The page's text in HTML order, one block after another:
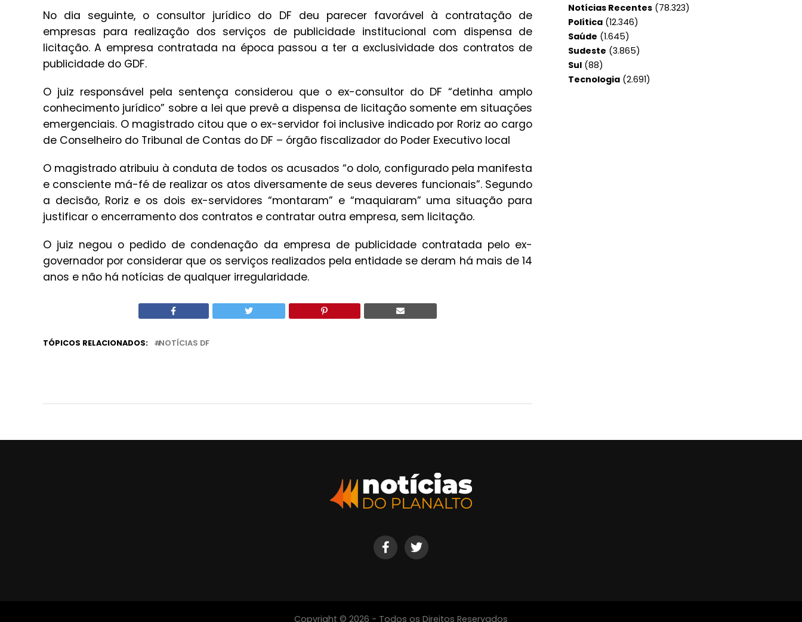
No dia seguinte, o consultor jurídico do DF deu parecer favorável à contratação de
empresas para realização dos serviços de publicidade institucional com dispensa de
licitação. A empresa contratada na época passou a ter a exclusividade dos contratos de
publicidade do GDF.
O juiz responsável pela sentença considerou que o ex-consultor do DF “detinha amplo
conhecimento jurídico” sobre a lei que prevê a dispensa de licitação somente em situações
emergenciais. O magistrado citou que o ex-servidor foi inclusive indicado por Roriz ao cargo
de Conselheiro do Tribunal de Contas do DF – órgão fiscalizador do Poder Executivo local
O magistrado atribuiu à conduta de todos os acusados “o dolo, configurado pela manifesta
e consciente má-fé de realizar os atos diversamente de seus deveres funcionais”. Segundo
a decisão, Roriz e os dois ex-servidores “montaram” e “maquiaram” uma situação para
justificar o encerramento dos contratos e contratar outra empresa, sem licitação.
O juiz negou o pedido de condenação da empresa de publicidade contratada pelo ex-
governador por considerar que os serviços realizados pela entidade se deram há mais de 14
anos e não há notícias de qualquer irregularidade.
TÓPICOS RELACIONADOS: NOTÍCIAS DF
Notícias Recentes (78.323)
Política (12.346)
Saúde (1.645)
Sudeste (3.865)
Sul (88)
Tecnologia (2.691)
Copyright © 2026 - Todos os Direitos Reservados